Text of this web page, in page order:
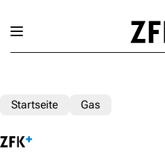
Startseite Gas